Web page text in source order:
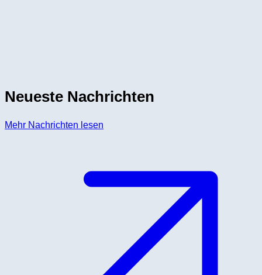
Neueste Nachrichten
Mehr Nachrichten lesen